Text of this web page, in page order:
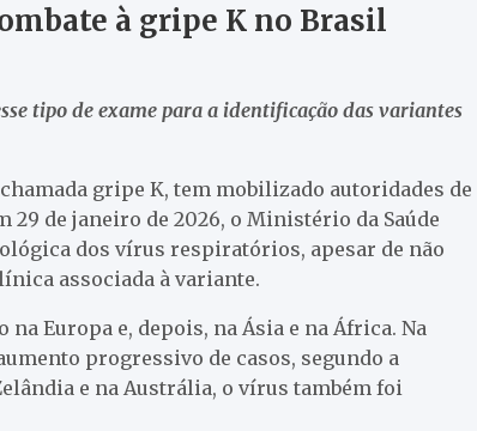
à gripe K no Brasil
tipo de exame para a identificação das variantes
gripe K, tem mobilizado autoridades de
29 de janeiro de 2026, o Ministério da Saúde
dos vírus respiratórios, apesar de não
associada à variante.
Europa e, depois, na Ásia e na África. Na
progressivo de casos, segundo a
e na Austrália, o vírus também foi